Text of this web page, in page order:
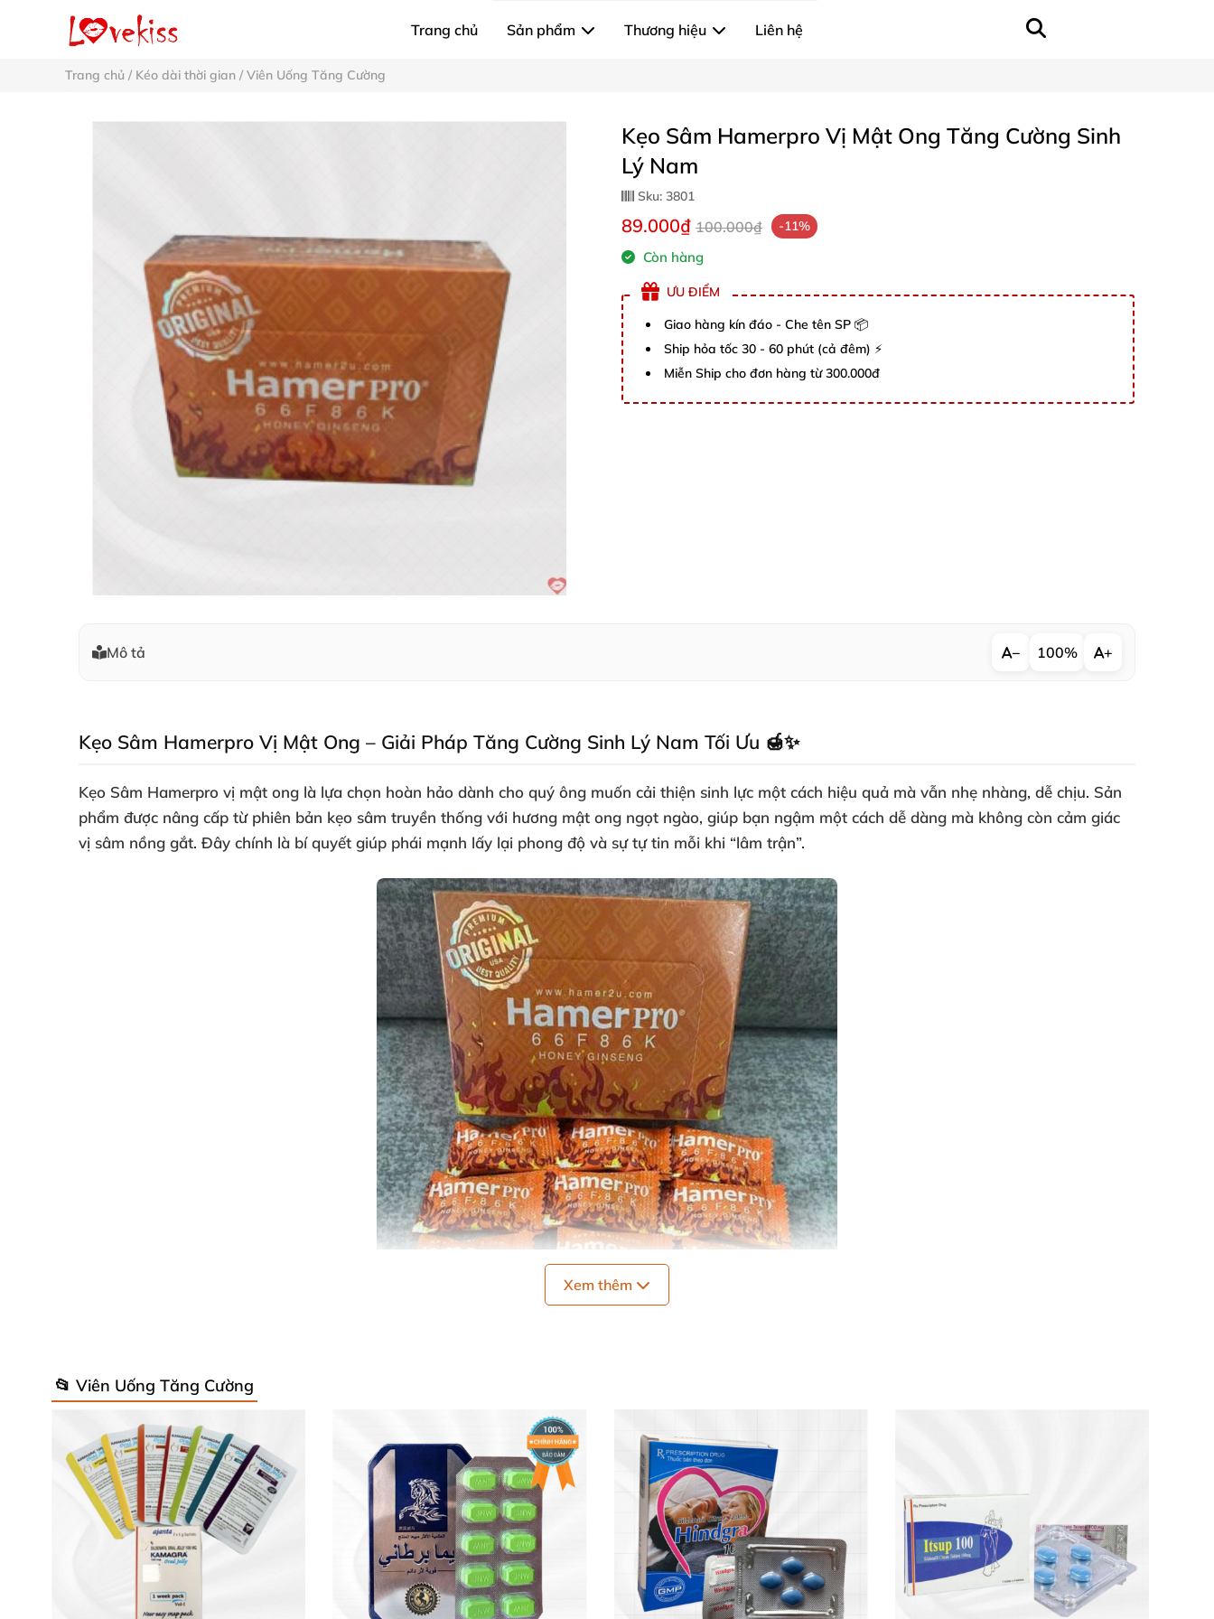
Trang chủ Sản phẩm Thương hiệu Liên hệ
Trang chủ / Kéo dài thời gian / Viên Uống Tăng Cường
Kẹo Sâm Hamerpro Vị Mật Ong Tăng Cường Sinh
Lý Nam
Sku: 3801
89.000₫ 100.000₫ -11%
Còn hàng
ƯU ĐIỂM
Giao hàng kín đáo - Che tên SP 📦
Ship hỏa tốc 30 - 60 phút (cả đêm) ⚡
Miễn Ship cho đơn hàng từ 300.000đ
Mô tả − 100% +
Kẹo Sâm Hamerpro Vị Mật Ong – Giải Pháp Tăng Cường Sinh Lý Nam Tối Ưu 🍯✨
Kẹo Sâm Hamerpro vị mật ong là lựa chọn hoàn hảo dành cho quý ông muốn cải thiện sinh lực một cách hiệu quả mà vẫn nhẹ nhàng, dễ chịu. Sản
phẩm được nâng cấp từ phiên bản kẹo sâm truyền thống với hương mật ong ngọt ngào, giúp bạn ngậm một cách dễ dàng mà không còn cảm giác
vị sâm nồng gắt. Đây chính là bí quyết giúp phái mạnh lấy lại phong độ và sự tự tin mỗi khi “lâm trận”.
Kẹo Sâm Hamerpro Vị Mật Ong Tăng Cường Sinh Lý Nam
Thành phần thiên nhiên quý giá, an toàn và hiệu quả 🌿🍃
Xem thêm
📂 Viên Uống Tăng Cường